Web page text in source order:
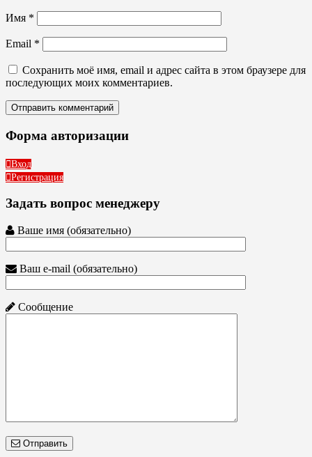
Имя *
Email *
Сохранить моё имя, email и адрес сайта в этом браузере для
последующих моих комментариев.
Форма авторизации
Вход
Регистрация
Задать вопрос менеджеру
Ваше имя (обязательно)
Ваш e-mail (обязательно)
Сообщение
Отправить